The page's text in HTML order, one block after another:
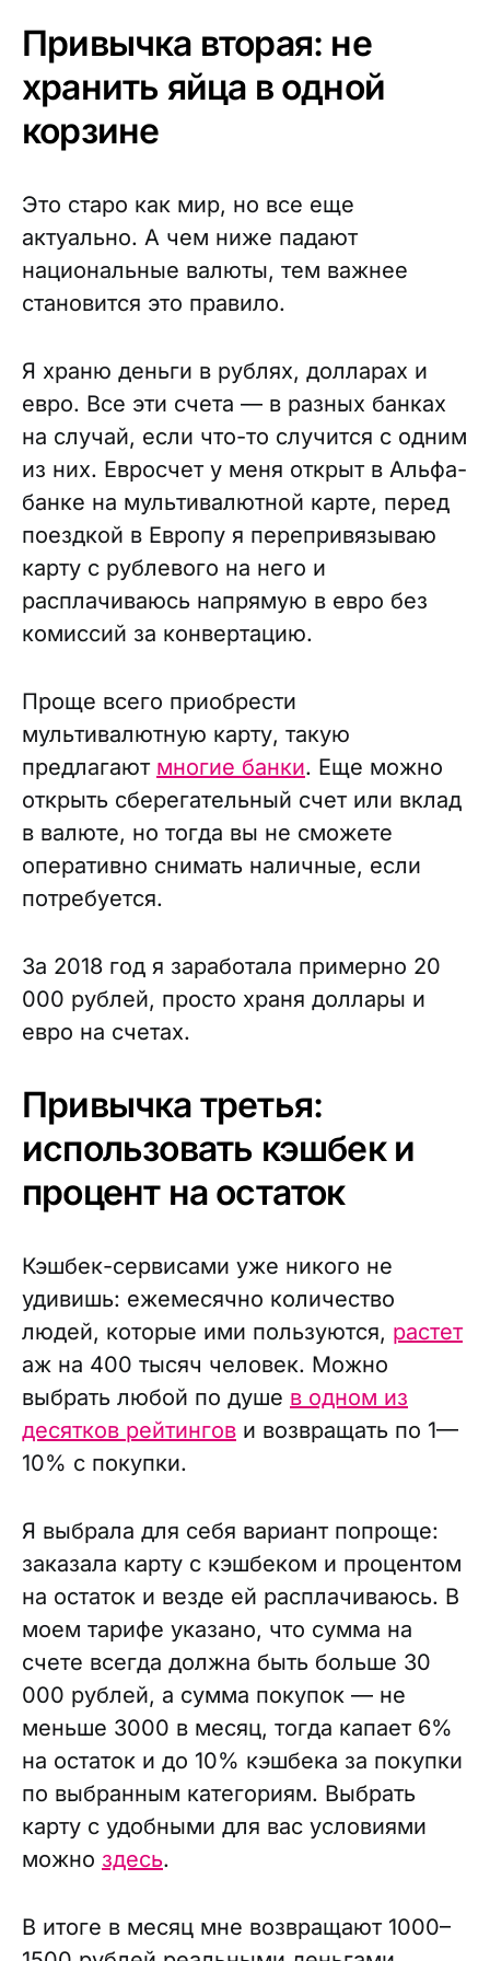
Привычка вторая: не
хранить яйца в одной
корзине
Это старо как мир, но все еще
актуально. А чем ниже падают
национальные валюты, тем важнее
становится это правило.
Я храню деньги в рублях, долларах и
евро. Все эти счета — в разных банках
на случай, если что-то случится с одним
из них. Евросчет у меня открыт в Альфа-
банке на мультивалютной карте, перед
поездкой в Европу я перепривязываю
карту с рублевого на него и
расплачиваюсь напрямую в евро без
комиссий за конвертацию.
Проще всего приобрести
мультивалютную карту, такую
предлагают многие банки. Еще можно
открыть сберегательный счет или вклад
в валюте, но тогда вы не сможете
оперативно снимать наличные, если
потребуется.
За 2018 год я заработала примерно 20
000 рублей, просто храня доллары и
евро на счетах.
Привычка третья:
использовать кэшбек и
процент на остаток
Кэшбек-сервисами уже никого не
удивишь: ежемесячно количество
людей, которые ими пользуются, растет
аж на 400 тысяч человек. Можно
выбрать любой по душе в одном из
десятков рейтингов и возвращать по 1—
10% с покупки.
Я выбрала для себя вариант попроще:
заказала карту с кэшбеком и процентом
на остаток и везде ей расплачиваюсь. В
моем тарифе указано, что сумма на
счете всегда должна быть больше 30
000 рублей, а сумма покупок — не
меньше 3000 в месяц, тогда капает 6%
на остаток и до 10% кэшбека за покупки
по выбранным категориям. Выбрать
карту с удобными для вас условиями
можно здесь.
В итоге в месяц мне возвращают 1000–